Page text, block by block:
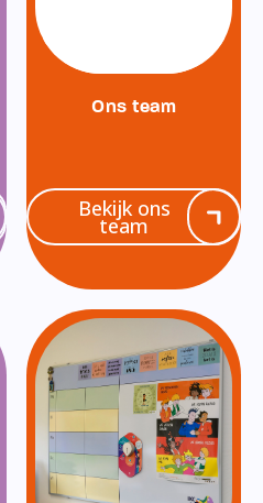
Ons team
Bekijk ons
team